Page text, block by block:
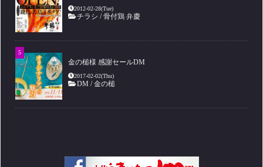
2012-02-28(Tue)
チラシ /骨付鶏 弁慶
金の槌様 感謝セールDM
2017-02-02(Thu)
DM /金の槌